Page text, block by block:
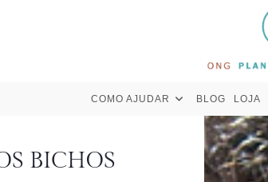
COMO AJUDAR BLOG LOJA
BICHOS